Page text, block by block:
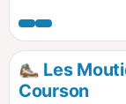
Les
Courson